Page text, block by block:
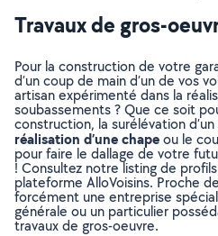
Travaux de gros-
Pour la construction de votre
d’un coup de main d’un de vos
artisan expérimenté dans la
soubassements ? Que ce soit
construction, la surélévation
réalisation d’une chapeou le
pour faire le dallage de votre
! Consultez notre listing de
plateforme AlloVoisins. Proche
forcément une entreprise
générale ou un particulier
travaux de gros-oeuvre.